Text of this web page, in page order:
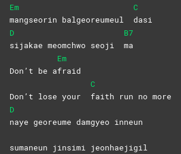
Em
mangseorin balgeoreumeul
C
dasi
D
sijakae meomchwo seoji
B7
ma
Don’t be a
Em
fraid
Don’t lose your
C
faith run no more
D
naye georeume damgyeo inneun
sumaneun jinsimi jeonhaejigil